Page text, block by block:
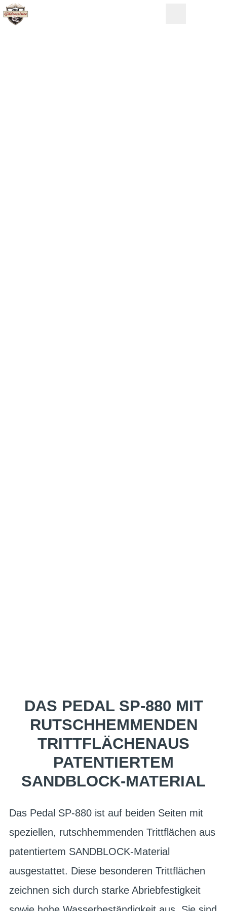
DAS PEDAL SP-880 MIT
RUTSCHHEMMENDEN
TRITTFLÄCHENAUS
PATENTIERTEM
SANDBLOCK-MATERIAL
Das Pedal SP-880 ist auf beiden Seiten mit
speziellen, rutschhemmenden Trittflächen aus
patentiertem SANDBLOCK-Material
ausgestattet. Diese besonderen Trittflächen
zeichnen sich durch starke Abriebfestigkeit